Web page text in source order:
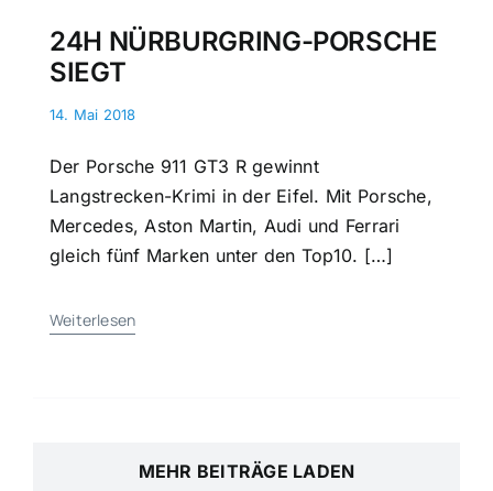
24H NÜRBURGRING-PORSCHE
SIEGT
14. Mai 2018
Der Porsche 911 GT3 R gewinnt
Langstrecken-Krimi in der Eifel. Mit Porsche,
Mercedes, Aston Martin, Audi und Ferrari
gleich fünf Marken unter den Top10. […]
Weiterlesen
MEHR BEITRÄGE LADEN